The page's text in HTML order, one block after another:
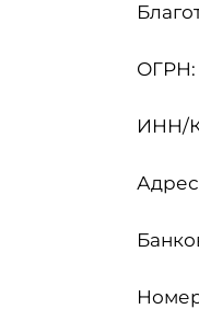
ОГРН:
ИНН/
Адрес